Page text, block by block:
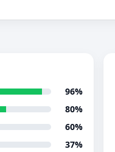
96%
80%
60%
37%